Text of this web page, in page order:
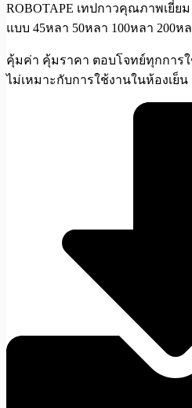
ROBOTAPE เทปกาวคุณภาพเยี่ย
แบบ 45หลา 50หลา 100หลา 200ห
คุ้มค่า คุ้มราคา ตอบโจทย์ทุกการ
ไม่เหมาะกับการใช้งานในห้องเย็